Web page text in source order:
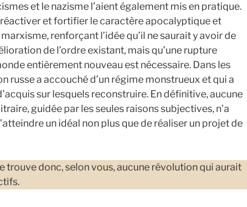
et le nazisme l’aient également mis en pratique.
réactiver et fortifier le caractère apocalyptique et
renforçant l’idée qu’il ne saurait y avoir de
de l’ordre existant, mais qu’une rupture
entièrement nouveau est nécessaire. Dans les
russe a accouché d’un régime monstrueux et qui a
sur lesquels reconstruire. En définitive, aucune
guidée par les seules raisons subjectives, n’a
un idéal non plus que de réaliser un projet de
trouve donc, selon vous, aucune révolution qui aurait